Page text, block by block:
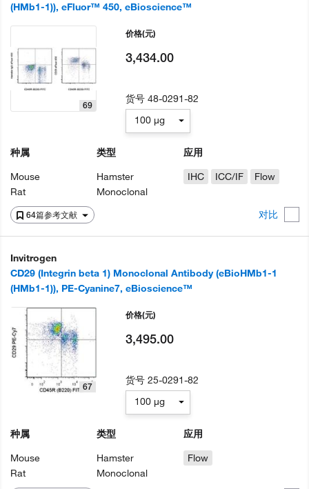
(HMb1-1)), eFluor™ 450, eBioscience™
64篇参考文献 对比
69
种属
Mouse
Rat
类型
Hamster
Monoclonal
应用
IHC
ICC/IF Flow
价格(元)
3,434.00
货号48-0291-82
100 µg
Invitrogen
CD29 (Integrin beta 1) Monoclonal Antibody (eBioHMb1-1
(HMb1-1)), PE-Cyanine7, eBioscience™
67
种属
Mouse
Rat
类型
Hamster
Monoclonal
应用
Flow
价格(元)
3,495.00
货号25-0291-82
100 µg